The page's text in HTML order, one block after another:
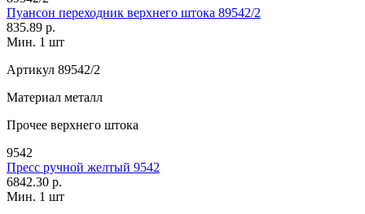
Пуансон переходник верхнего штока 89542/2
835.89 р.
Мин. 1 шт
Артикул 89542/2
Материал металл
Прочее верхнего штока
9542
Пресс ручной желтый 9542
6842.30 р.
Мин. 1 шт